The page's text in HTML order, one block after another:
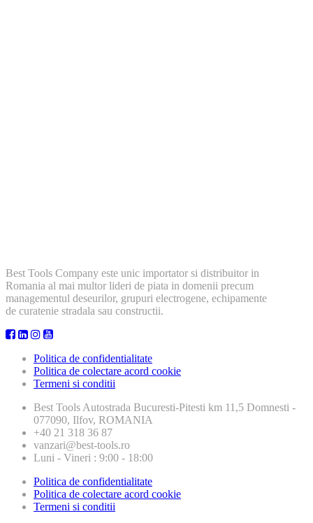
Best Tools Company este unic importator si distribuitor in
Romania al mai multor lideri de piata in domenii precum
managementul deseurilor, grupuri electrogene, echipamente
de curatenie stradala sau constructii.
Politica de confidentialitate
Politica de colectare acord cookie
Termeni si conditii
Best Tools Autostrada Bucuresti-Pitesti km 11,5 Domnesti -
077090, Ilfov, ROMANIA
+40 21 318 36 87
vanzari@best-tools.ro
Luni - Vineri : 9:00 - 18:00
Politica de confidentialitate
Politica de colectare acord cookie
Termeni si conditii